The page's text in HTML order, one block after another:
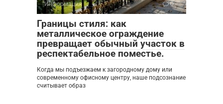
Информация 0
Границы стиля: как
металлическое ограждение
превращает обычный участок в
респектабельное поместье.
Когда мы подъезжаем к загородному дому или
современному офисному центру, наше подсознание
считывает образ